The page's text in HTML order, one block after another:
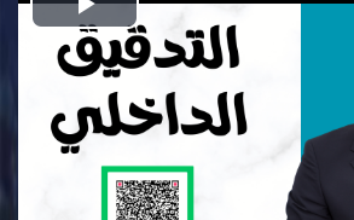
Play
Video